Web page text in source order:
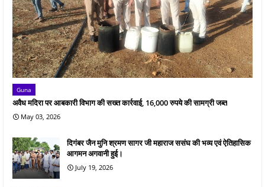
Guna
अवैध मदिरा पर आबकारी विभाग की सख्त कार्रवाई, 16,000 रुपये की सामग्री जब्त
May 03, 2026
दिगंबर जैन मुनि श्रमण सागर जी महाराज ससंघ की भव्य एवं ऐतिहासिक
आगमन अगवानी हुई।
July 19, 2026